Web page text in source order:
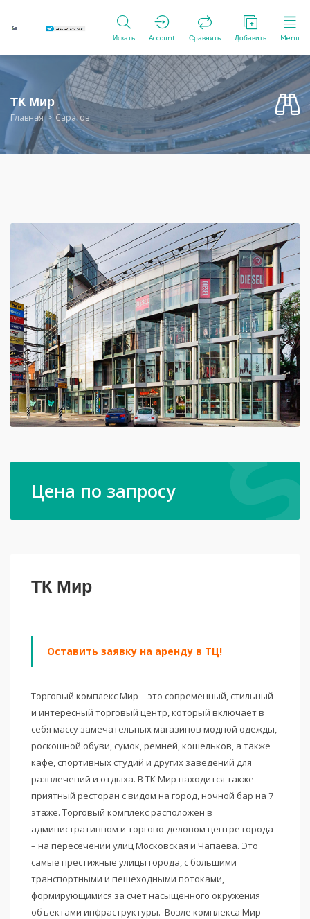
Искать Account Сравнить Добавить Menu
ТК Мир
Главная Саратов
Цена по запросу
ТК Мир
Оставить заявку на аренду в ТЦ!
Торговый комплекс Мир – это современный, стильный
и интересный торговый центр, который включает в
себя массу замечательных магазинов модной одежды,
роскошной обуви, сумок, ремней, кошельков, а также
кафе, спортивных студий и других заведений для
развлечений и отдыха. В ТК Мир находится также
приятный ресторан с видом на город, ночной бар на 7
этаже. Торговый комплекс расположен в
административном и торгово-деловом центре города
– на пересечении улиц Московская и Чапаева. Это
самые престижные улицы города, с большими
транспортными и пешеходными потоками,
формирующимися за счет насыщенного окружения
объектами инфраструктуры. Возле комплекса Мир